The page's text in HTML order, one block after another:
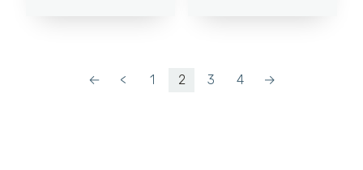
← < 1 2 3 4 →